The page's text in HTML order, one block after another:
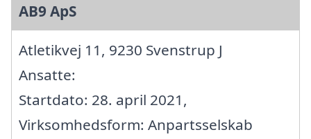
AB9 ApS
Atletikvej 11, 9230 Svenstrup J
Ansatte:
Startdato: 28. april 2021,
Virksomhedsform: Anpartsselskab